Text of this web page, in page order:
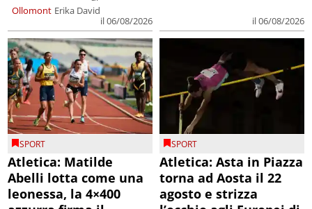
Ollomont Erika David
il 06/08/2026
il 06/08/2026
SPORT
Atletica: Matilde
Abelli lotta come una
leonessa, la 4×400
SPORT
Atletica: Asta in Piazza
torna ad Aosta il 22
agosto e strizza